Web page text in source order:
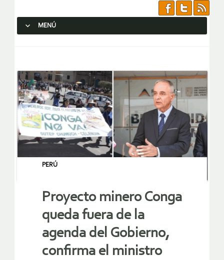
MENÚ
PERÚ
Proyecto minero Conga
queda fuera de la
agenda del Gobierno,
confirma el ministro